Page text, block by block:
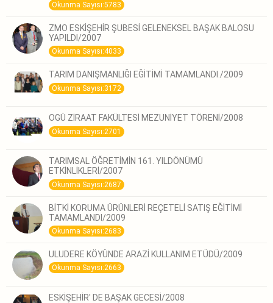
Okunma Sayısı:5783
ZMO ESKİŞEHİR ŞUBESİ GELENEKSEL BAŞAK BALOSU
YAPILDI/2007
Okunma Sayısı:4033
TARIM DANIŞMANLIĞI EĞİTİMİ TAMAMLANDI./2009
Okunma Sayısı:3172
OGÜ ZİRAAT FAKÜLTESİ MEZUNİYET TÖRENİ/2008
Okunma Sayısı:2701
TARIMSAL ÖĞRETİMİN 161. YILDÖNÜMÜ
ETKİNLİKLERİ/2007
Okunma Sayısı:2687
BİTKİ KORUMA ÜRÜNLERİ REÇETELİ SATIŞ EĞİTİMİ
TAMAMLANDI/2009
Okunma Sayısı:2683
ULUDERE KÖYÜNDE ARAZİ KULLANIM ETÜDÜ/2009
Okunma Sayısı:2663
ESKİŞEHİR' DE BAŞAK GECESİ/2008